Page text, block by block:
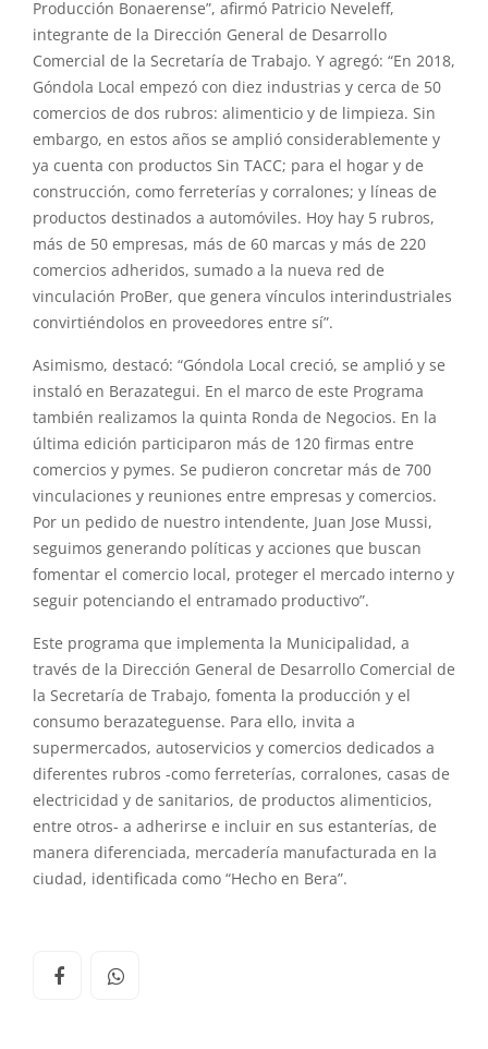
Producción Bonaerense”, afirmó Patricio Neveleff,
integrante de la Dirección General de Desarrollo
Comercial de la Secretaría de Trabajo. Y agregó: “En 2018,
Góndola Local empezó con diez industrias y cerca de 50
comercios de dos rubros: alimenticio y de limpieza. Sin
embargo, en estos años se amplió considerablemente y
ya cuenta con productos Sin TACC; para el hogar y de
construcción, como ferreterías y corralones; y líneas de
productos destinados a automóviles. Hoy hay 5 rubros,
más de 50 empresas, más de 60 marcas y más de 220
comercios adheridos, sumado a la nueva red de
vinculación ProBer, que genera vínculos interindustriales
convirtiéndolos en proveedores entre sí”.
Asimismo, destacó: “Góndola Local creció, se amplió y se
instaló en Berazategui. En el marco de este Programa
también realizamos la quinta Ronda de Negocios. En la
última edición participaron más de 120 firmas entre
comercios y pymes. Se pudieron concretar más de 700
vinculaciones y reuniones entre empresas y comercios.
Por un pedido de nuestro intendente, Juan Jose Mussi,
seguimos generando políticas y acciones que buscan
fomentar el comercio local, proteger el mercado interno y
seguir potenciando el entramado productivo”.
Este programa que implementa la Municipalidad, a
través de la Dirección General de Desarrollo Comercial de
la Secretaría de Trabajo, fomenta la producción y el
consumo berazateguense. Para ello, invita a
supermercados, autoservicios y comercios dedicados a
diferentes rubros -como ferreterías, corralones, casas de
electricidad y de sanitarios, de productos alimenticios,
entre otros- a adherirse e incluir en sus estanterías, de
manera diferenciada, mercadería manufacturada en la
ciudad, identificada como “Hecho en Bera”.